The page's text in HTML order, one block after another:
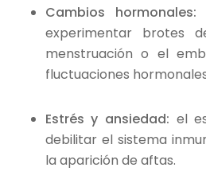
Cambios hormonales:
experimentar brotes
menstruación o el
fluctuaciones
Estrés y ansiedad: el
debilitar el sistema
la aparición de aftas.